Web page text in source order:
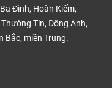
Đình, Hoàn Kiếm,
Tín, Đông Anh,
miền Trung.